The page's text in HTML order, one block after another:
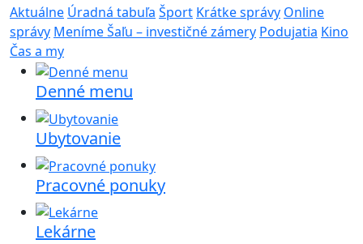
Aktuálne Úradná tabuľa Šport Krátke správy Online
správy Meníme Šaľu – investičné zámery Podujatia Kino
Čas a my
Denné menu
Ubytovanie
Pracovné ponuky
Lekárne